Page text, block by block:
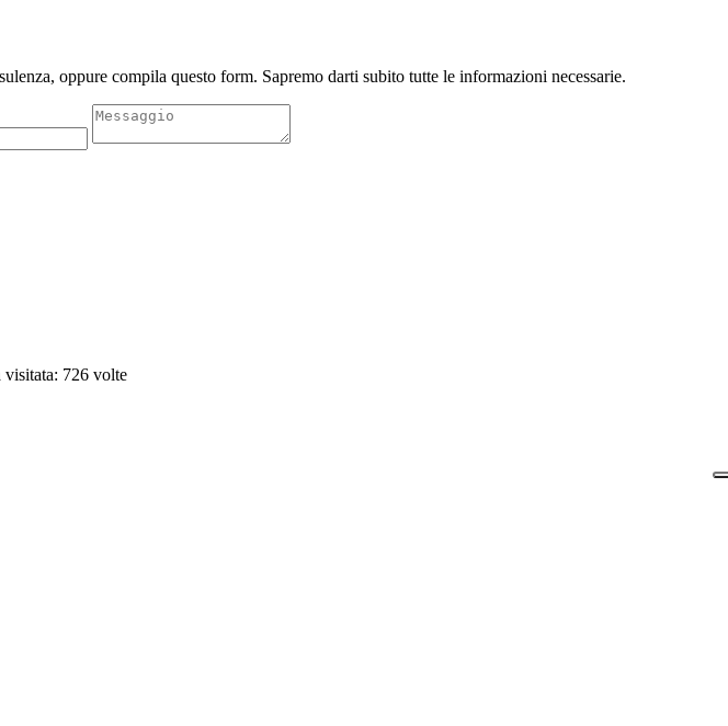
oppure compila questo form. Sapremo darti subito tutte le informazioni necessarie.
visitata: 726 volte